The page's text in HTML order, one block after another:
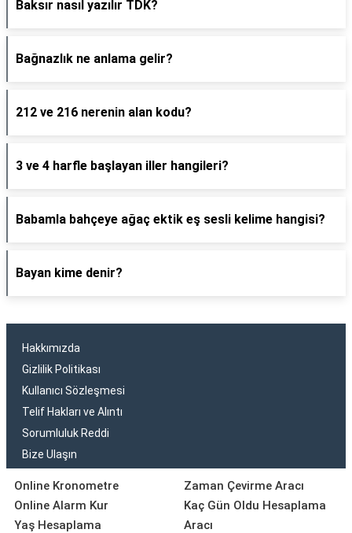
Baksır nasıl yazılır TDK?
Bağnazlık ne anlama gelir?
212 ve 216 nerenin alan kodu?
3 ve 4 harfle başlayan iller hangileri?
Babamla bahçeye ağaç ektik eş sesli kelime hangisi?
Bayan kime denir?
Hakkımızda
Gizlilik Politikası
Kullanıcı Sözleşmesi
Telif Hakları ve Alıntı
Sorumluluk Reddi
Bize Ulaşın
Online Kronometre
Online Alarm Kur
Yaş Hesaplama
Zaman Çevirme Aracı
Kaç Gün Oldu Hesaplama
Aracı